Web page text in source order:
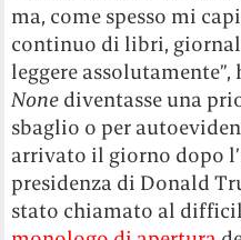
ma, come spesso mi
continuo di libri, giornali
leggere
None diventasse una
sbaglio o per
arrivato il giorno dopo
presidenza di Donald
stato chiamato al